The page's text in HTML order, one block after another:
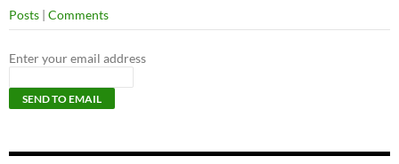
Posts | Comments
Enter your email address